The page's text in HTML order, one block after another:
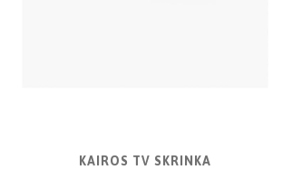
KAIROS TV SKRINKA